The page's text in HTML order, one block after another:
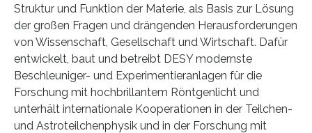
Struktur und Funktion der Materie, als Basis zur Lösung
der großen Fragen und drängenden Herausforderungen
von Wissenschaft, Gesellschaft und Wirtschaft. Dafür
entwickelt, baut und betreibt DESY modernste
Beschleuniger- und Experimentieranlagen für die
Forschung mit hochbrillantem Röntgenlicht und
unterhält internationale Kooperationen in der Teilchen-
und Astroteilchenphysik und in der Forschung mit